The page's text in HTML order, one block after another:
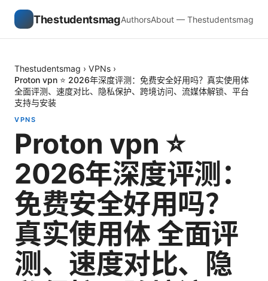
ThestudentsmagAuthorsAbout — Thestudentsmag
Thestudentsmag › VPNs ›
Proton vpn ⭐ 2026年深度评测：免费安全好用吗？真实使用体
全面评测、速度对比、隐私保护、跨境访问、流媒体解锁、平台
支持与安装
VPNS
Proton vpn ⭐
2026年深度评测：
免费安全好用吗？
真实使用体 全面评
测、速度对比、隐